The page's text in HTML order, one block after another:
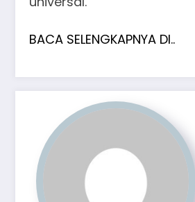
BACA SELENGKAPNYA DI..